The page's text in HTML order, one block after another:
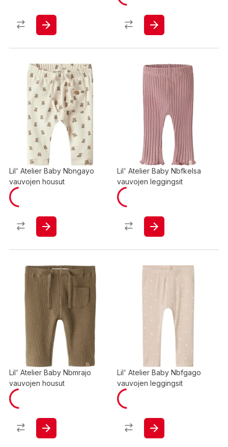
Lil' Atelier Baby Nbngayo
vauvojen housut
Lil' Atelier Baby Nbfkelsa
vauvojen leggingsit
Lil' Atelier Baby Nbmrajo
vauvojen housut
Lil' Atelier Baby Nbfgago
vauvojen leggingsit